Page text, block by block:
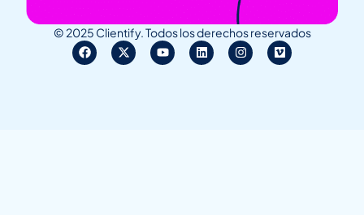
© 2025 Clientify. Todos los derechos reservados